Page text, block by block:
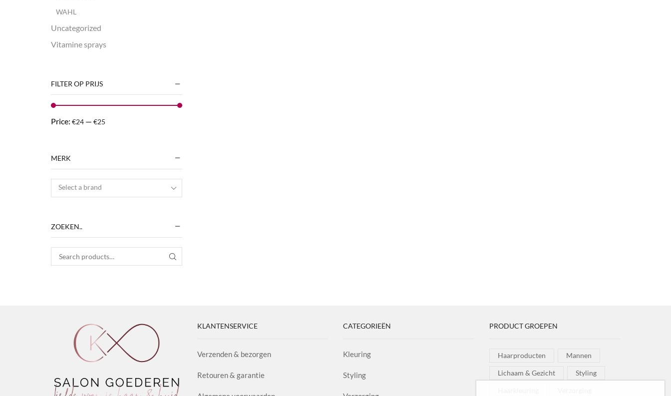
WAHL
Uncategorized
Vitamine sprays
FILTER OP PRIJS
Price: €24 — €25
MERK
Select a brand
ZOEKEN..
Search for: SEARCH
KLANTENSERVICE
Verzenden & bezorgen
Retouren & garantie
CATEGORIEËN
Kleuring
Styling
PRODUCT GROEPEN
Haarproducten Mannen
Lichaam & Gezicht Styling